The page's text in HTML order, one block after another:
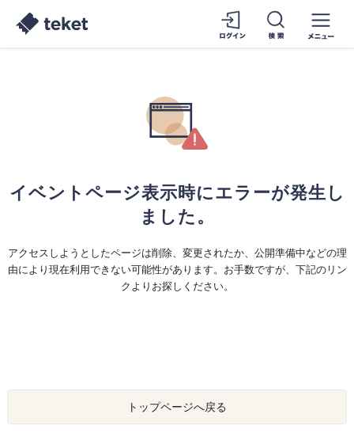
イベントページ表示時にエラーが発生し
ました。
アクセスしようとしたページは削除、変更されたか、公開準備中などの理
由により現在利用できない可能性があります。お手数ですが、下記のリン
クよりお探しください。
トップページへ戻る